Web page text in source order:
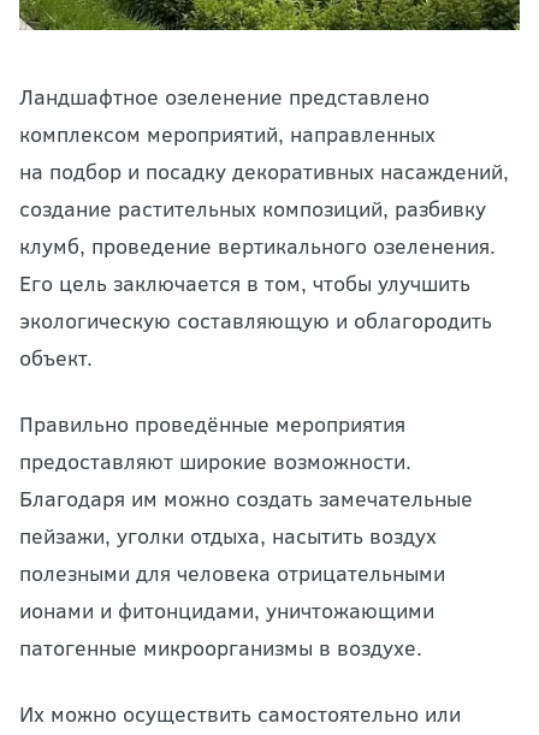
Ландшафтное озеленение представлено
комплексом мероприятий, направленных
на подбор и посадку декоративных насаждений,
создание растительных композиций, разбивку
клумб, проведение вертикального озеленения.
Его цель заключается в том, чтобы улучшить
экологическую составляющую и облагородить
объект.
Правильно проведённые мероприятия
предоставляют широкие возможности.
Благодаря им можно создать замечательные
пейзажи, уголки отдыха, насытить воздух
полезными для человека отрицательными
ионами и фитонцидами, уничтожающими
патогенные микроорганизмы в воздухе.
Их можно осуществить самостоятельно или